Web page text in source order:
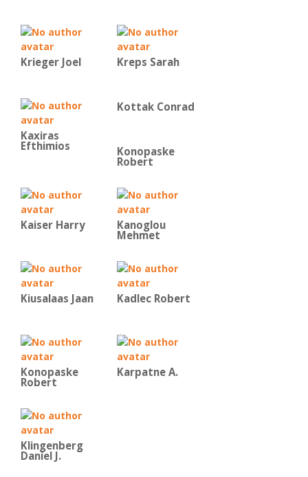
Krieger Joel Kreps Sarah
Kaxiras
Efthimios
Kottak Conrad
Konopaske
Robert
Kaiser Harry Kanoglou
Mehmet
Kiusalaas Jaan Kadlec Robert
Konopaske
Robert
Karpatne A.
Klingenberg
Daniel J.